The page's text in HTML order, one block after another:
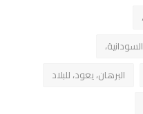
البرهان، يعود، للبلاد